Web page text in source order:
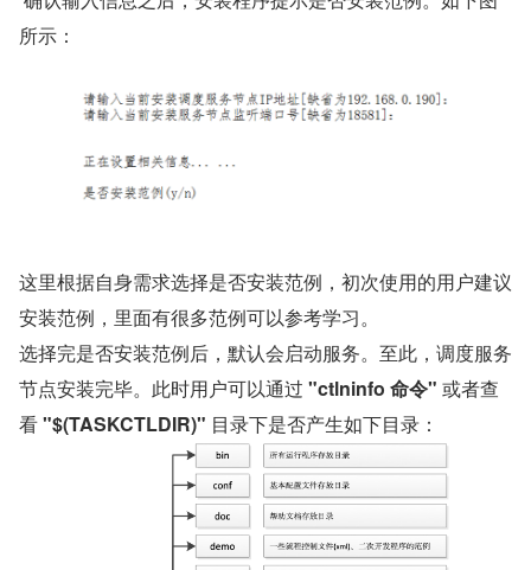
所示：
这里根据自身需求选择是否安装范例，初次使用的用户建议
安装范例，里面有很多范例可以参考学习。
选择完是否安装范例后，默认会启动服务。至此，调度服务
节点安装完毕。此时用户可以通过 "ctlninfo 命令" 或者查
看 "$(TASKCTLDIR)" 目录下是否产生如下目录：